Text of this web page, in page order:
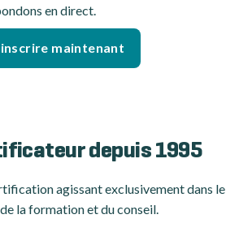
en direct.
maintenant
depuis 1995
agissant exclusivement dans le
la formation et du conseil.